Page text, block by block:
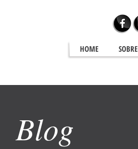
HOME SOBRE
Blog
Blog